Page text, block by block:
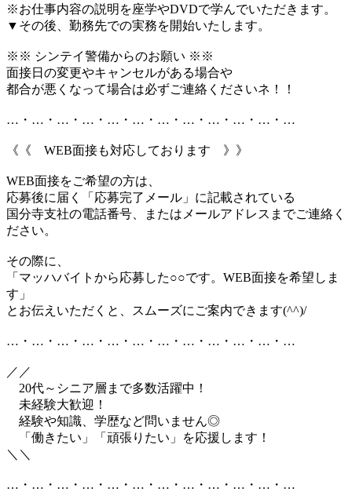
※お仕事内容の説明を座学やDVDで学んでいただきます。
▼その後、勤務先での実務を開始いたします。
※※ シンテイ警備からのお願い ※※
面接日の変更やキャンセルがある場合や
都合が悪くなって場合は必ずご連絡くださいネ！！
…・…・…・…・…・…・…・…・…・…・…・…
《《 WEB面接も対応しております 》》
WEB面接をご希望の方は、
応募後に届く「応募完了メール」に記載されている
国分寺支社の電話番号、またはメールアドレスまでご連絡く
ださい。
その際に、
「マッハバイトから応募した○○です。WEB面接を希望しま
す」
とお伝えいただくと、スムーズにご案内できます(^^)/
…・…・…・…・…・…・…・…・…・…・…・…
／／
20代～シニア層まで多数活躍中！
未経験大歓迎！
経験や知識、学歴など問いません◎
「働きたい」「頑張りたい」を応援します！
＼＼
…・…・…・…・…・…・…・…・…・…・…・…